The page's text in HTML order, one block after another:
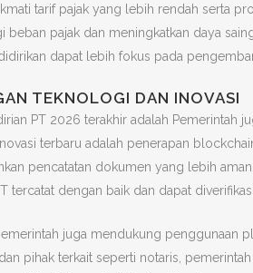
tarif pajak yang lebih rendah serta
beban pajak dan meningkatkan daya
dapat lebih fokus pada
TEKNOLOGI DAN INOVASI
PT 2026 terakhir adalah
terbaru adalah penerapan
pencatatan dokumen yang lebih
tercatat dengan baik dan dapat
juga mendukung penggunaan
pihak terkait seperti notaris,